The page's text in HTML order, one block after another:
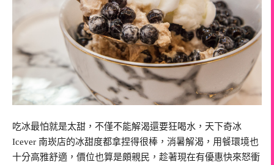
吃冰最怕就是太甜，不僅不能解渴還要狂喝水，天下奇冰
Icever 南崁店的冰甜度都拿捏得很棒，消暑解渴，用餐環境也
十分高雅舒適，價位也算是頗親民，趁著現在有優惠快來怒衝